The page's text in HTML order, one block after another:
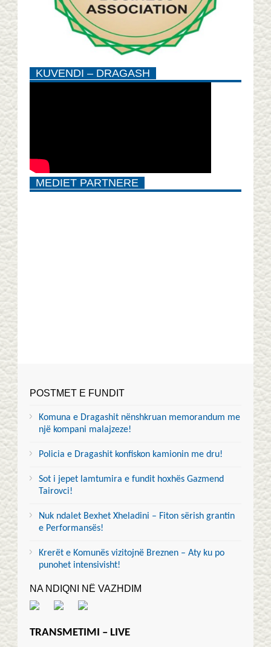
KUVENDI – DRAGASH
MEDIET PARTNERE
POSTMET E FUNDIT
Komuna e Dragashit nënshkruan memorandum me
një kompani malajzeze!
Policia e Dragashit konfiskon kamionin me dru!
Sot i jepet lamtumira e fundit hoxhës Gazmend
Tairovci!
Nuk ndalet Bexhet Xheladini – Fiton sërish grantin
e Performansës!
Krerët e Komunës vizitojnë Breznen – Aty ku po
punohet intensivisht!
NA NDIQNI NË VAZHDIM
TRANSMETIMI – LIVE